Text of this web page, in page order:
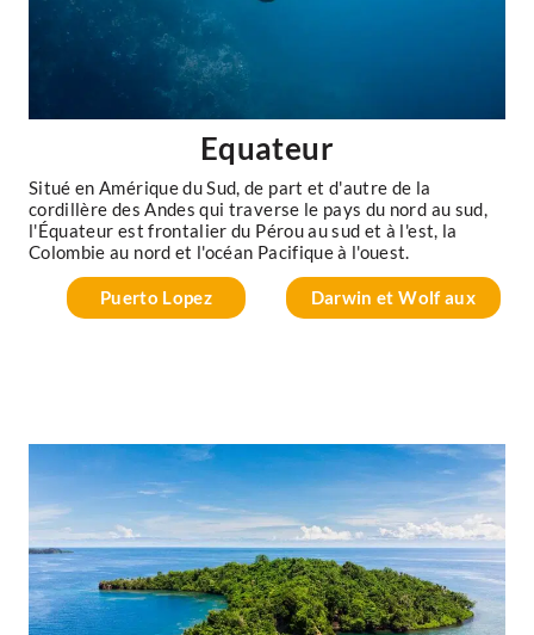
Equateur
Situé en Amérique du Sud, de part et d'autre de la
cordillère des Andes qui traverse le pays du nord au sud,
l'Équateur est frontalier du Pérou au sud et à l'est, la
Colombie au nord et l'océan Pacifique à l'ouest.
Puerto Lopez
Darwin et Wolf aux